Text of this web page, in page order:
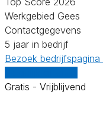
Werkgebied Gees
Contactgegevens
5 jaar in bedrijf
Bezoek bedrijfspagina
Gratis - Vrijblijvend